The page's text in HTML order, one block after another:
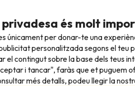
és molt
únicament per donar-te una
personalitzada segons el teu
el contingut sobre la base dels teus
i tancar", faràs que et puguem
més detalls, podeu llegir la